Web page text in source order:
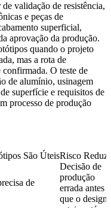
validação de resistência,
e peças de
superficial,
aprovação da produção.
quando o projeto
, mas a rota de
O teste de
de alumínio, usinagem
superfície e requisitos de
processo de produção
São ÚteisRisco
de
Decisão de
produção
errada antes
que o design